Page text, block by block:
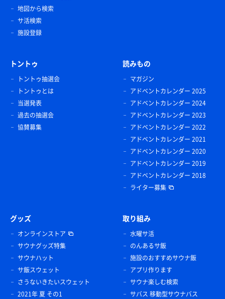
地図から検索
サ活検索
施設登録
トントゥ
トントゥ抽選会
トントゥとは
当選発表
過去の抽選会
協賛募集
読みもの
マガジン
アドベントカレンダー 2025
アドベントカレンダー 2024
アドベントカレンダー 2023
アドベントカレンダー 2022
アドベントカレンダー 2021
アドベントカレンダー 2020
アドベントカレンダー 2019
アドベントカレンダー 2018
ライター募集
グッズ
オンラインストア
サウナグッズ特集
サウナハット
サ飯スウェット
さうないきたいスウェット
2021年 夏 その1
取り組み
水曜サ活
のんあるサ飯
施設のおすすめサウナ飯
アプリ作ります
サウナ楽しむ検索
サバス 移動型サウナバス